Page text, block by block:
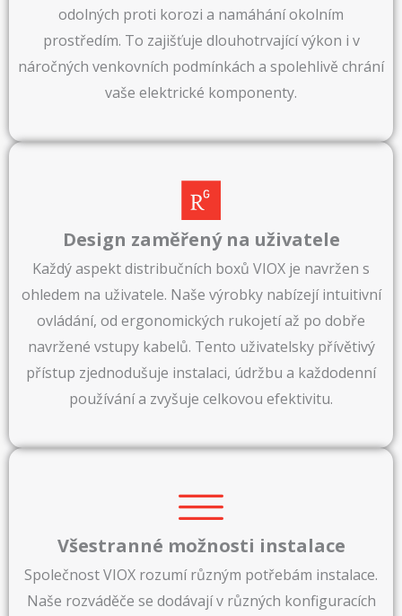
odolných proti korozi a namáhání okolním
prostředím. To zajišťuje dlouhotrvající výkon i v
náročných venkovních podmínkách a spolehlivě chrání
vaše elektrické komponenty.
Design zaměřený na uživatele
Každý aspekt distribučních boxů VIOX je navržen s
ohledem na uživatele. Naše výrobky nabízejí intuitivní
ovládání, od ergonomických rukojetí až po dobře
navržené vstupy kabelů. Tento uživatelsky přívětivý
přístup zjednodušuje instalaci, údržbu a každodenní
používání a zvyšuje celkovou efektivitu.
Všestranné možnosti instalace
Společnost VIOX rozumí různým potřebám instalace.
Naše rozváděče se dodávají v různých konfiguracích